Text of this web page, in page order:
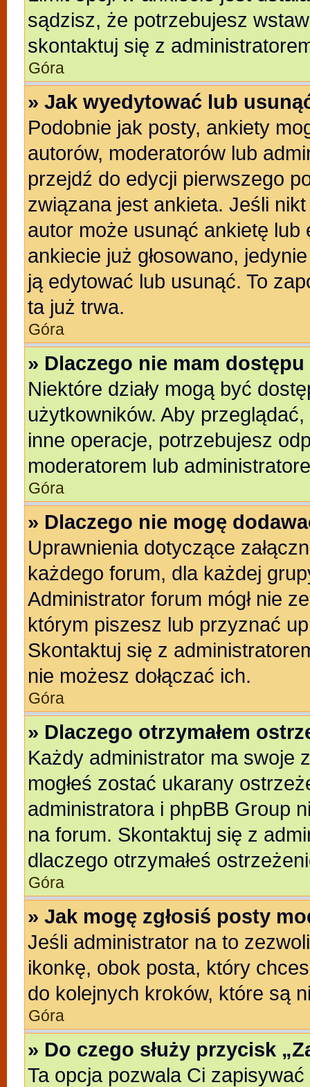
sądzisz, że potrzebujesz
skontaktuj się z
Góra
» Jak wyedytować lub
Podobnie jak posty, ankiety
autorów, moderatorów lub
przejdź do edycji pierwszego
związana jest ankieta. Jeśli
autor może usunąć ankietę
ankiecie już głosowano,
ją edytować lub usunąć. To
ta już trwa.
Góra
» Dlaczego nie mam dostępu
Niektóre działy mogą być
użytkowników. Aby
inne operacje, potrzebujesz
moderatorem lub
Góra
» Dlaczego nie mogę
Uprawnienia dotyczące
każdego forum, dla każdej
Administrator forum mógł nie
którym piszesz lub przyznać
Skontaktuj się z
nie możesz dołączać ich.
Góra
» Dlaczego otrzymałem
Każdy administrator ma swoje
mogłeś zostać ukarany
administratora i phpBB Group
na forum. Skontaktuj się z
dlaczego otrzymałeś
Góra
» Jak mogę zgłosiś posty
Jeśli administrator na to
ikonkę, obok posta, który
do kolejnych kroków, które są
Góra
» Do czego służy przycisk
Ta opcja pozwala Ci